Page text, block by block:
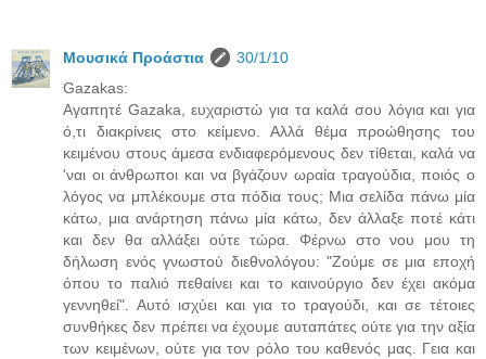
Μουσικά Προάστια
30/1/10
Gazakas:
Αγαπητέ Gazaka, ευχαριστώ για τα καλά σου λόγια και για
ό,τι διακρίνεις στο κείμενο. Αλλά θέμα προώθησης του
κειμένου στους άμεσα ενδιαφερόμενους δεν τίθεται, καλά να
'ναι οι άνθρωποι και να βγάζουν ωραία τραγούδια, ποιός ο
λόγος να μπλέκουμε στα πόδια τους; Μια σελίδα πάνω μία
κάτω, μια ανάρτηση πάνω μία κάτω, δεν άλλαξε ποτέ κάτι
και δεν θα αλλάξει ούτε τώρα. Φέρνω στο νου μου τη
δήλωση ενός γνωστού διεθνολόγου: "Ζούμε σε μια εποχή
όπου το παλιό πεθαίνει και το καινούργιο δεν έχει ακόμα
γεννηθεί". Αυτό ισχύει και για το τραγούδι, και σε τέτοιες
συνθήκες δεν πρέπει να έχουμε αυταπάτες ούτε για την αξία
των κειμένων, ούτε για τον ρόλο του καθενός μας. Γεια και